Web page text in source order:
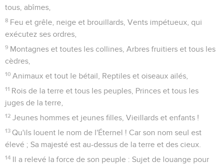
tous, abîmes,
8 Feu et grêle, neige et brouillards, Vents impétueux, qui
exécutez ses ordres,
9 Montagnes et toutes les collines, Arbres fruitiers et tous les
cèdres,
10 Animaux et tout le bétail, Reptiles et oiseaux ailés,
11 Rois de la terre et tous les peuples, Princes et tous les
juges de la terre,
12 Jeunes hommes et jeunes filles, Vieillards et enfants !
13 Qu'ils louent le nom de l'Éternel ! Car son nom seul est
élevé ; Sa majesté est au-dessus de la terre et des cieux.
14 Il a relevé la force de son peuple : Sujet de louange pour